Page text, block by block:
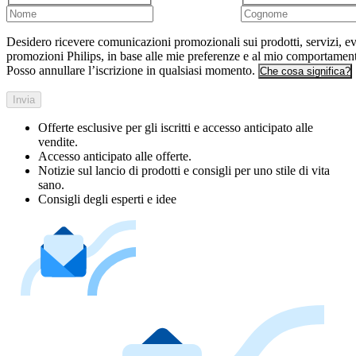
Desidero ricevere comunicazioni promozionali sui prodotti, servizi,
promozioni Philips, in base alle mie preferenze e al mio
Posso annullare l’iscrizione in qualsiasi momento. Che cosa significa?
Invia
Offerte esclusive per gli iscritti e accesso anticipato alle
vendite.
Accesso anticipato alle offerte.
Notizie sul lancio di prodotti e consigli per uno stile di vita
sano.
Consigli degli esperti e idee